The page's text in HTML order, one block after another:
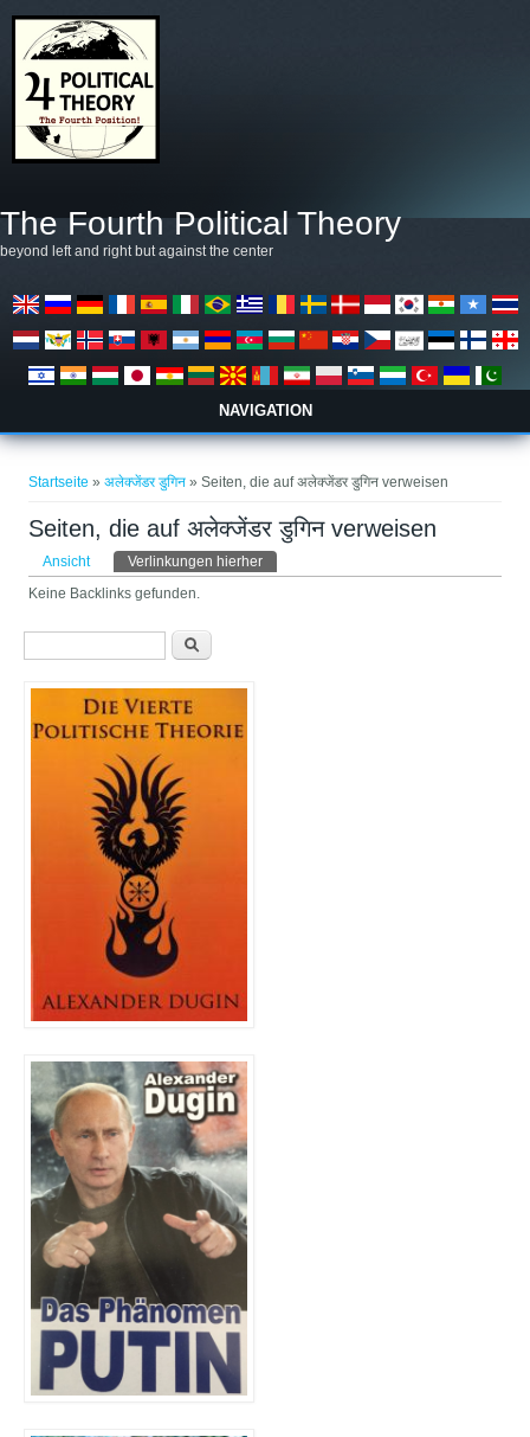
The Fourth Political Theory
beyond left and right but against the center
NAVIGATION
Sie sind hier
Startseite »अलेक्जेंडर डुगिन» Seiten, die auf अलेक्जेंडर डुगिन verweisen
Seiten, die auf अलेक्जेंडर डुगिन verweisen
Haupt-Reiter
Ansicht Verlinkungen hierher
Keine Backlinks gefunden.
Suchformular